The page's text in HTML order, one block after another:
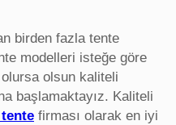
birden fazla tente
modelleri isteğe göre
olsun kaliteli
başlamaktayız. Kaliteli
firması olarak en iyi